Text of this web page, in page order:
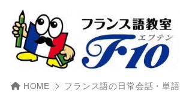
HOME フランス語の日常会話・単語